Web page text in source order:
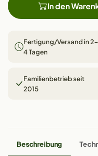
In den
Fertigung/Versand in 2–
4 Tagen
Familienbetrieb seit
2015
Beschreibung